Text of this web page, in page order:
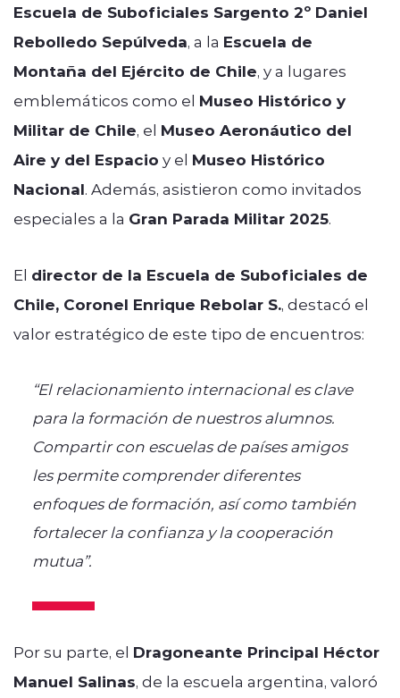
Escuela de Suboficiales Sargento 2º Daniel
Rebolledo Sepúlveda, a la Escuela de
Montaña del Ejército de Chile, y a lugares
emblemáticos como el Museo Histórico y
Militar de Chile, el Museo Aeronáutico del
Aire y del Espacio y el Museo Histórico
Nacional. Además, asistieron como invitados
especiales a la Gran Parada Militar 2025.
El director de la Escuela de Suboficiales de
Chile, Coronel Enrique Rebolar S., destacó el
valor estratégico de este tipo de encuentros:
“El relacionamiento internacional es clave
para la formación de nuestros alumnos.
Compartir con escuelas de países amigos
les permite comprender diferentes
enfoques de formación, así como también
fortalecer la confianza y la cooperación
mutua”.
Por su parte, el Dragoneante Principal Héctor
Manuel Salinas, de la escuela argentina, valoró